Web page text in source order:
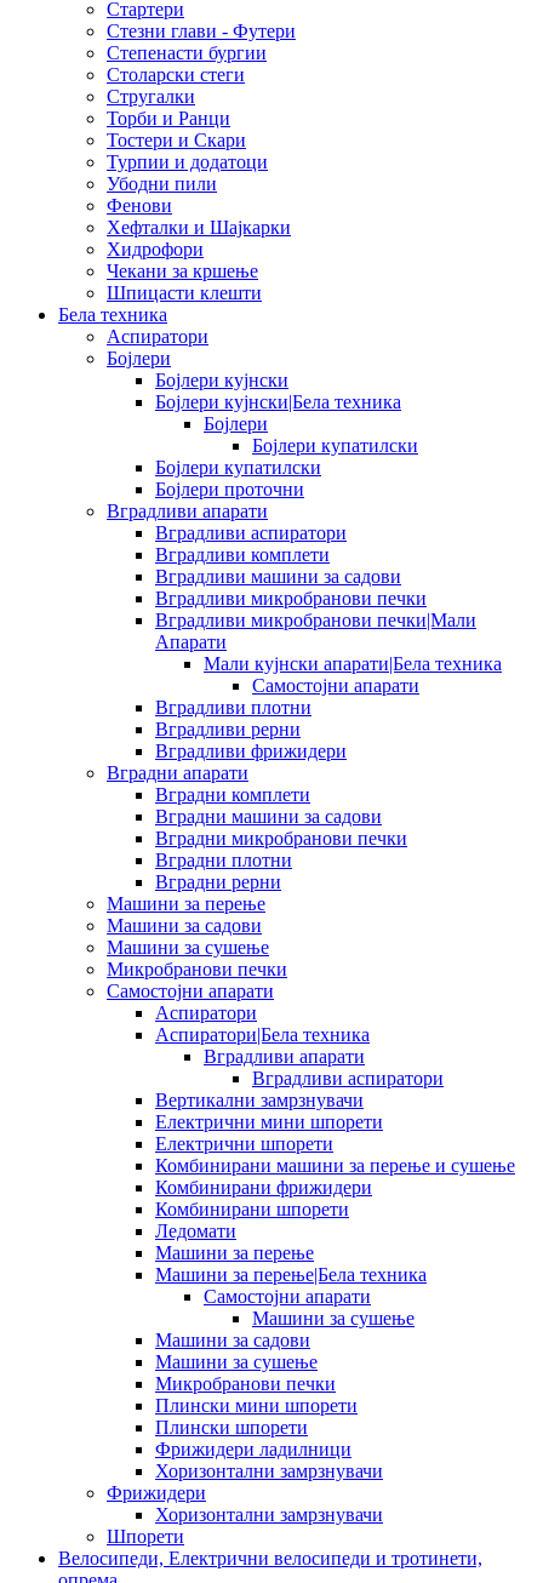
Стартери
Стезни глави - Футери
Степенасти бургии
Столарски стеги
Стругалки
Торби и Ранци
Тостери и Скари
Турпии и додатоци
Убодни пили
Фенови
Хефталки и Шајкарки
Хидрофори
Чекани за кршење
Шпицасти клешти
Бела техника
Аспиратори
Бојлери
Бојлери кујнски
Бојлери кујнски|Бела техника
Бојлери
Бојлери купатилски
Бојлери купатилски
Бојлери проточни
Вградливи апарати
Вградливи аспиратори
Вградливи комплети
Вградливи машини за садови
Вградливи микробранови печки
Вградливи микробранови печки|Мали
Апарати
Мали кујнски апарати|Бела техника
Самостојни апарати
Вградливи плотни
Вградливи рерни
Вградливи фрижидери
Вградни апарати
Вградни комплети
Вградни машини за садови
Вградни микробранови печки
Вградни плотни
Вградни рерни
Машини за перење
Машини за садови
Машини за сушење
Микробранови печки
Самостојни апарати
Аспиратори
Аспиратори|Бела техника
Вградливи апарати
Вградливи аспиратори
Вертикални замрзнувачи
Електрични мини шпорети
Електрични шпорети
Комбинирани машини за перење и сушење
Комбинирани фрижидери
Комбинирани шпорети
Ледомати
Машини за перење
Машини за перење|Бела техника
Самостојни апарати
Машини за сушење
Машини за садови
Машини за сушење
Микробранови печки
Плински мини шпорети
Плински шпорети
Фрижидери ладилници
Хоризонтални замрзнувачи
Фрижидери
Хоризонтални замрзнувачи
Шпорети
Велосипеди, Електрични велосипеди и тротинети,